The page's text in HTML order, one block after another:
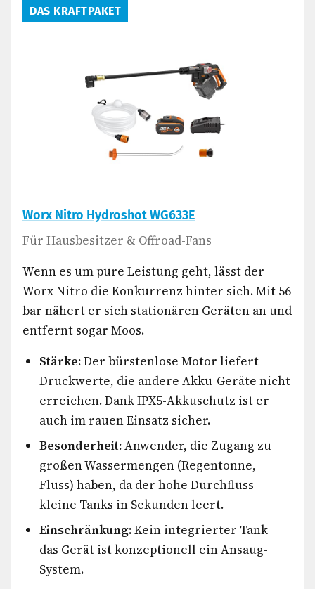
DAS KRAFTPAKET
Worx Nitro Hydroshot WG633E
Für Hausbesitzer & Offroad-Fans
Wenn es um pure Leistung geht, lässt der
Worx Nitro die Konkurrenz hinter sich. Mit 56
bar nähert er sich stationären Geräten an und
entfernt sogar Moos.
Stärke:Der bürstenlose Motor liefert
Druckwerte, die andere Akku-Geräte nicht
erreichen. Dank IPX5-Akkuschutz ist er
auch im rauen Einsatz sicher.
Besonderheit:Anwender, die Zugang zu
großen Wassermengen (Regentonne,
Fluss) haben, da der hohe Durchfluss
kleine Tanks in Sekunden leert.
Einschränkung:Kein integrierter Tank –
das Gerät ist konzeptionell ein Ansaug-
System.